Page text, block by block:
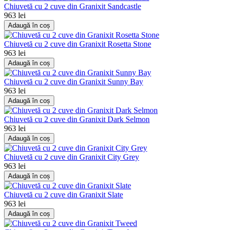
Chiuvetă cu 2 cuve din Granixit Sandcastle
963 lei
Adaugă în coș
Chiuvetă cu 2 cuve din Granixit Rosetta Stone
963 lei
Adaugă în coș
Chiuvetă cu 2 cuve din Granixit Sunny Bay
963 lei
Adaugă în coș
Chiuvetă cu 2 cuve din Granixit Dark Selmon
963 lei
Adaugă în coș
Chiuvetă cu 2 cuve din Granixit City Grey
963 lei
Adaugă în coș
Chiuvetă cu 2 cuve din Granixit Slate
963 lei
Adaugă în coș